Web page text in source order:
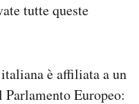
tutte queste
è affiliata a un
Europeo: